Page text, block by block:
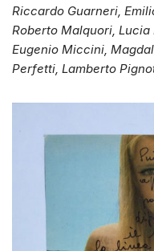
Riccardo Guarneri,
Roberto Malquori,
Eugenio Miccini,
Perfetti, Lamberto